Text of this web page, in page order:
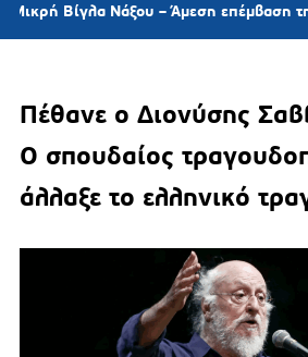
Νάξου – Άμεση επέμβαση της
Πέθανε ο Διονύσης
Ο σπουδαίος
άλλαξε το ελληνικό